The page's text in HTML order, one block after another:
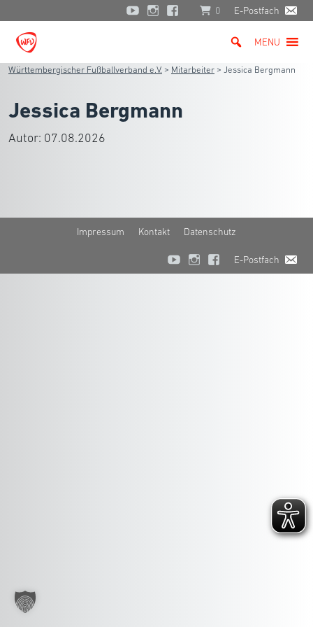
0 E-Postfach
MENU
Württembergischer Fußballverband e.V. > Mitarbeiter > Jessica Bergmann
Jessica Bergmann
Autor: 07.08.2026
Impressum Kontakt Datenschutz
E-Postfach